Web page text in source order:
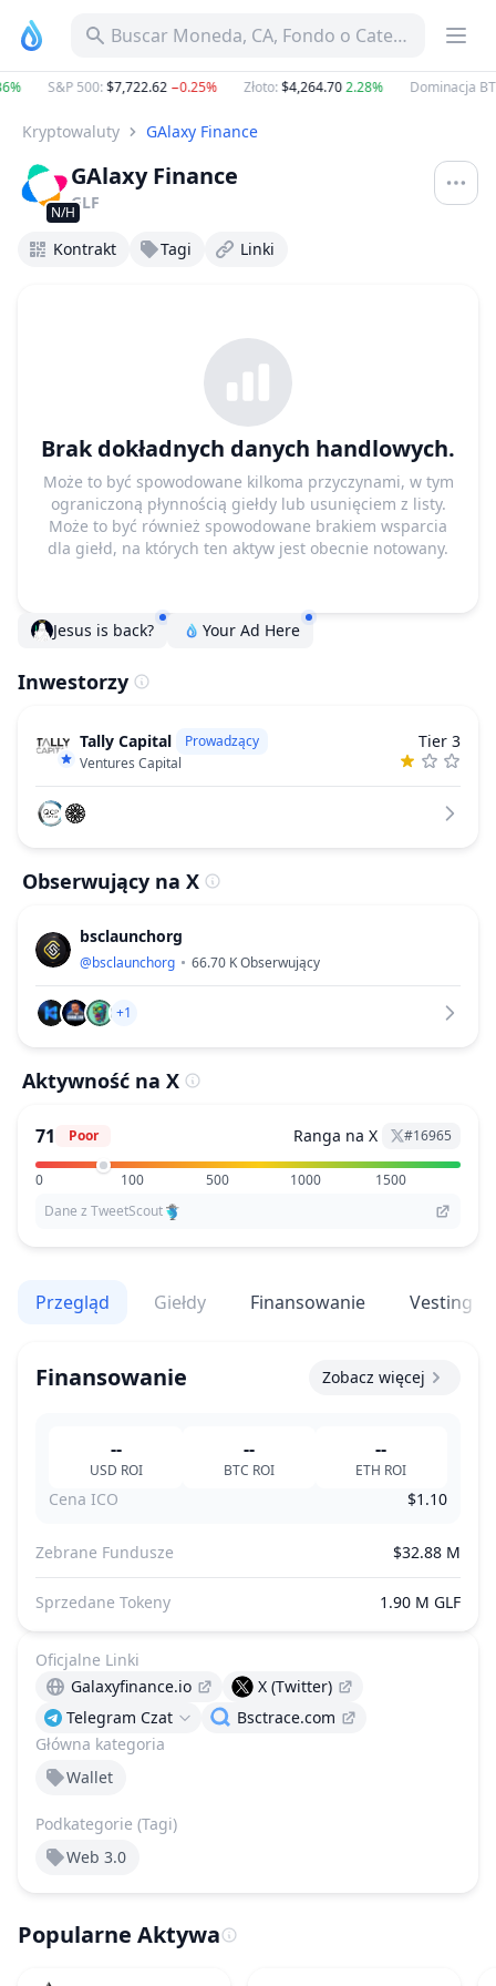
Buscar Moneda, CA, Fondo o Categoría
S&P 500:$7,722.62−0.25% Złoto:$4,264.702.28% Dominacja
Kryptowaluty GAlaxy Finance
N/H
GAlaxy Finance
GLF
Kontrakt Tagi Linki
Brak dokładnych danych handlowych.
Może to być spowodowane kilkoma przyczynami, w tym
ograniczoną płynnością giełdy lub usunięciem z listy.
Może to być również spowodowane brakiem wsparcia
dla giełd, na których ten aktyw jest obecnie notowany.
Jesus is back? Your Ad Here
Inwestorzy
Tally Capital
Prowadzący
Ventures Capital
Tier 3
Obserwujący na X
bsclaunchorg
@bsclaunchorg 66.70 KObserwujący
+1
Aktywność na X
71 Poor Ranga na X #16965
0 100 500 1000
1500
Dane z TweetScout
Przegląd Giełdy Finansowanie Vesting
Finansowanie Zobacz więcej
--
USD ROI
--
BTC ROI
--
ETH ROI
Cena ICO $1.10
Zebrane Fundusze $32.88 M
Sprzedane Tokeny 1.90 M GLF
Główna kategoria
Wallet
Podkategorie (Tagi)
Web 3.0
Oficjalne Linki
Galaxyfinance.io
X (Twitter)
Telegram Czat
Bsctrace.com
Popularne Aktywa